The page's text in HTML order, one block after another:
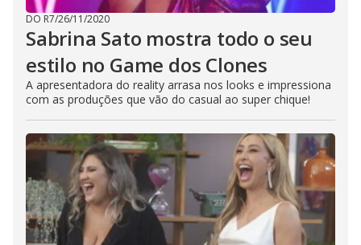
DO R7/26/11/2020
Sabrina Sato mostra todo o seu
estilo no Game dos Clones
A apresentadora do reality arrasa nos looks e impressiona
com as produções que vão do casual ao super chique!